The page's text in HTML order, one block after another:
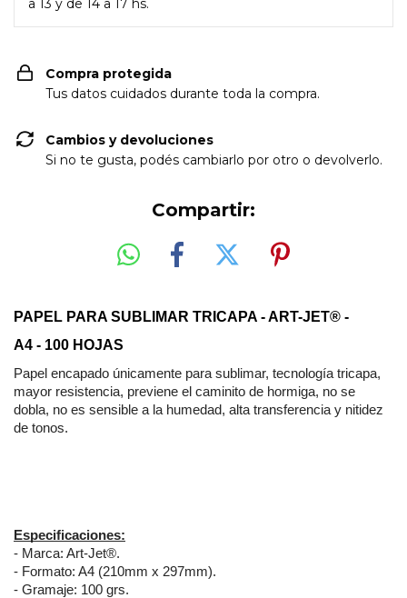
a 13 y de 14 a 17 hs.
Compra protegida
Tus datos cuidados durante toda la compra.
Cambios y devoluciones
Si no te gusta, podés cambiarlo por otro o devolverlo.
Compartir:
PAPEL PARA SUBLIMAR TRICAPA - ART-JET® -
A4 - 100 HOJAS
Papel encapado únicamente para sublimar, tecnología tricapa,
mayor resistencia, previene el caminito de hormiga, no se
dobla, no es sensible a la humedad, alta transferencia y nitidez
de tonos.
Especificaciones:
- Marca: Art-Jet®.
- Formato: A4 (210mm x 297mm).
- Gramaje: 100 grs.